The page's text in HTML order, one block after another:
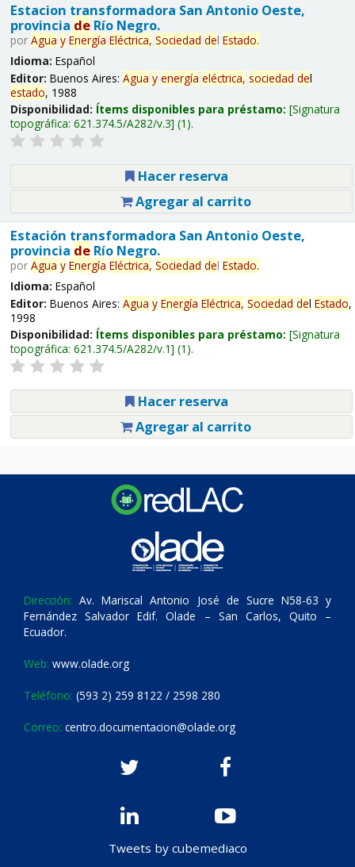
Estacion transformadora San Antonio Oeste,
provincia deRío Negro.
por Agua y Energía Eléctrica, Sociedad del Estado.
Idioma: Español
Editor: Buenos Aires: Agua y energía eléctrica, sociedad del
estado, 1988
Disponibilidad: Ítems disponibles para préstamo: Signatura
topográfica: 621.374.5/A282/v.3 (1).
Hacer reserva
Agregar al carrito
Estación transformadora San Antonio Oeste,
provincia deRío Negro.
por Agua y Energía Eléctrica, Sociedad del Estado.
Idioma: Español
Editor: Buenos Aires: Agua y Energía Eléctrica, Sociedad del Estado,
1998
Disponibilidad: Ítems disponibles para préstamo: Signatura
topográfica: 621.374.5/A282/v.1 (1).
Hacer reserva
Agregar al carrito
Dirección: Av. Mariscal Antonio José de Sucre N58-63 y
Fernández Salvador Edif. Olade – San Carlos, Quito –
Ecuador.
Web: www.olade.org
Teléfono: (593 2) 259 8122 / 2598 280
Correo: centro.documentacion@olade.org
Tweets by cubemediaco